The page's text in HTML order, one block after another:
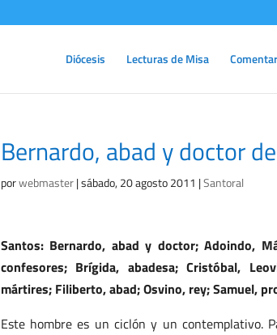
Diócesis Lecturas de Misa
Bernardo, abad y doctor
porwebmaster|sábado, 20 agosto 2011 |Santoral
Santos: Bernardo, abad y doctor; Adoindo,
confesores; Brígida, abadesa; Cristóbal,
mártires; Filiberto, abad; Osvino, rey; Samuel,
Este hombre es un ciclón y un contemplativo.